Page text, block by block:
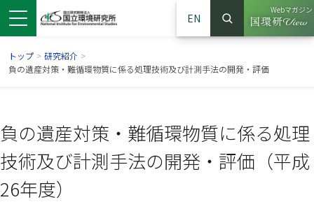
EN
サイト内検索
検索
Webマガジン
（別ウイ
トップ > 研究紹介 >
負の遺産対策・難循環物質に係る処理技術及び計測手法の開発・評価
負の遺産対策・難循環物質に係る処理
技術及び計測手法の開発・評価（平成
26年度）